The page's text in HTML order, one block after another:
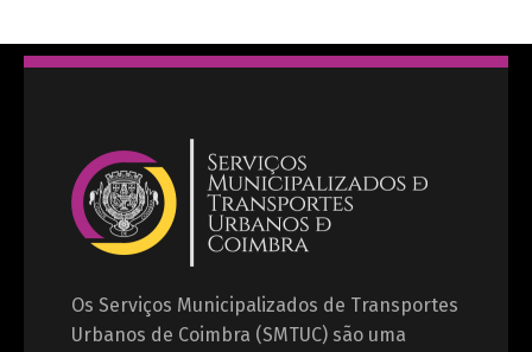
Os Serviços Municipalizados de Transportes
Urbanos de Coimbra (SMTUC) são uma